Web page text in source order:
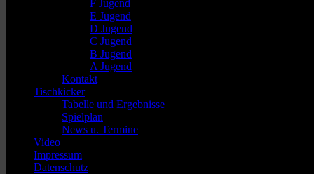
F Jugend
E Jugend
D Jugend
C Jugend
B Jugend
A Jugend
Kontakt
Tischkicker
Tabelle und Ergebnisse
Spielplan
News u. Termine
Video
Impressum
Datenschutz